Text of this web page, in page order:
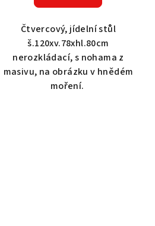
Čtvercový, jídelní stůl
š.120xv.78xhl.80cm
nerozkládací, s nohama z
masivu, na obrázku v hnědém
moření.